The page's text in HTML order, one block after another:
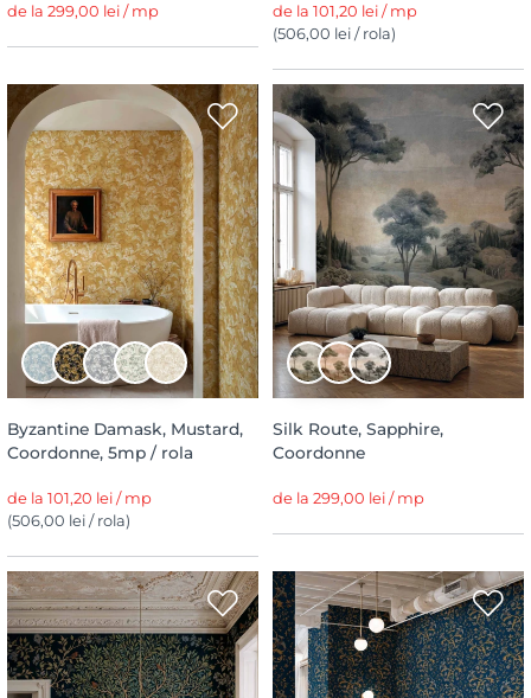
de la 299,00 lei / mp
de la 101,20 lei / mp
(506,00 lei / rola)
Byzantine Damask, Mustard,
Coordonne, 5mp / rola
de la 101,20 lei / mp
(506,00 lei / rola)
Silk Route, Sapphire,
Coordonne
de la 299,00 lei / mp